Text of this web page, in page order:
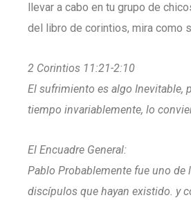
llevar a cabo en tu grupo de
del libro de corintios, mira como
2 Corintios 11:21-2:10
El sufrimiento es algo Inevitable,
tiempo invariablemente, lo
El Encuadre General:
Pablo Probablemente fue uno de
discípulos que hayan existido. y